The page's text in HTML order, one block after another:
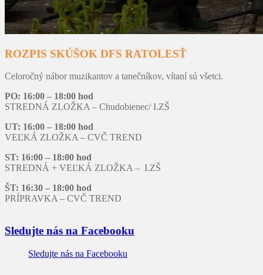
ROZPIS SKÚŠOK DFS RATOLESŤ
Celoročný nábor muzikantov a tanečníkov, vítaní sú všetci.
PO: 16:00 – 18:00 hod
STREDNÁ ZLOŽKA – Chudobienec/ I.ZŠ
UT: 16:00 – 18:00 hod
VEĽKÁ ZLOŽKA – CVČ TREND
ST: 16:00 – 18:00 hod
STREDNÁ + VEĽKÁ ZLOŽKA – I.ZŠ
ŠT: 16:30 – 18:00 hod
PRÍPRAVKA – CVČ TREND
Sledujte nás na Facebooku
Sledujte nás na Facebooku